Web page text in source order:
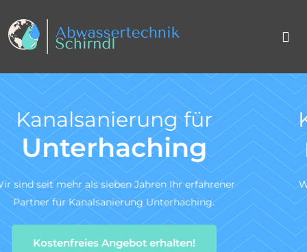
Kanal TV-Untersuchung
nach DIN 1986-30
Wir sind ein zertifiziertes Fachunternehmen für die
Kanal-TV-Untersuchung gem. DIN 1986-30.
Zum Angebotsservice